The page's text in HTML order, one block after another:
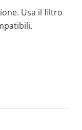
Usa il filtro